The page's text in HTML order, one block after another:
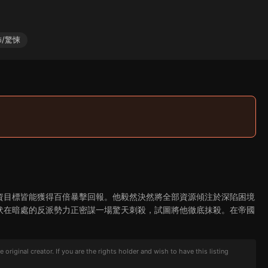
/驚悚
標皆能獲得百倍暴擊回報。他毅然決然將全部資源傾注於深陷困境
暗處的反派勢力正密謀一場驚天刺殺，試圖將他徹底抹殺。在帝國
creator. If you are the rights holder and wish to have this listing